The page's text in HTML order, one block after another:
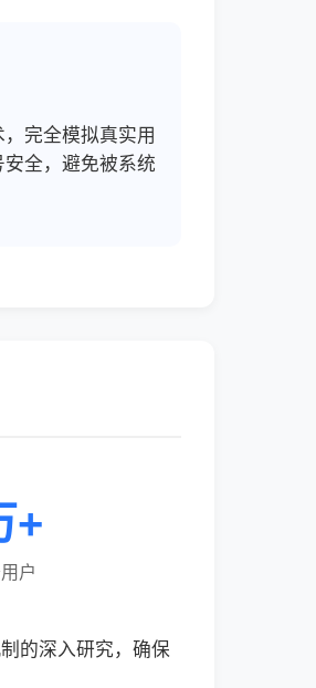
完全模拟真实用
全，避免被系统
+
户
的深入研究，确保